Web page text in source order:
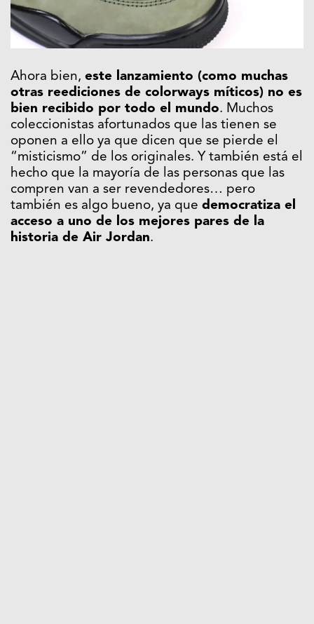
Ahora bien, este lanzamiento (como muchas
otras reediciones de colorways míticos) no es
bien recibido por todo el mundo. Muchos
coleccionistas afortunados que las tienen se
oponen a ello ya que dicen que se pierde el
“misticismo” de los originales. Y también está el
hecho que la mayoría de las personas que las
compren van a ser revendedores… pero
también es algo bueno, ya que democratiza el
acceso a uno de los mejores pares de la
historia de Air Jordan.